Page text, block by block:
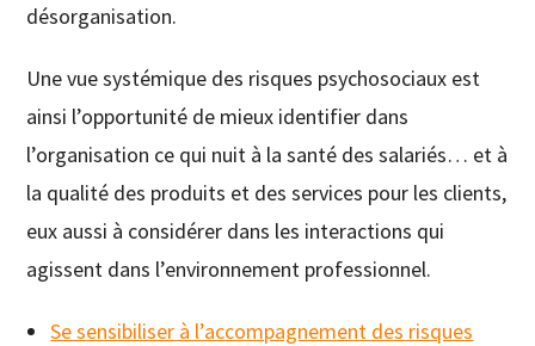
désorganisation.
Une vue systémique des risques psychosociaux est
ainsi l’opportunité de mieux identifier dans
l’organisation ce qui nuit à la santé des salariés… et à
la qualité des produits et des services pour les clients,
eux aussi à considérer dans les interactions qui
agissent dans l’environnement professionnel.
Se sensibiliser à l’accompagnement des risques